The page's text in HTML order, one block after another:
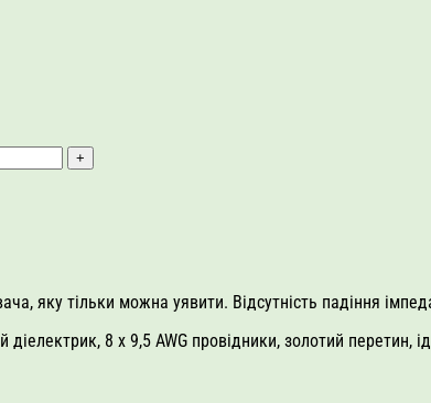
яку тільки можна уявити. Відсутність падіння
діелектрик, 8 x 9,5 AWG провідники, золотий